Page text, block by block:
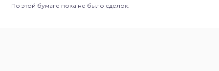
По этой бумаге пока не было сделок.